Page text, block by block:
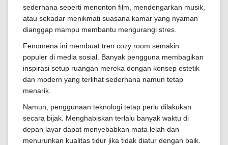
sederhana seperti menonton film, mendengarkan musik,
atau sekadar menikmati suasana kamar yang nyaman
dianggap mampu membantu mengurangi stres.
Fenomena ini membuat tren cozy room semakin
populer di media sosial. Banyak pengguna membagikan
inspirasi setup ruangan mereka dengan konsep estetik
dan modern yang terlihat sederhana namun tetap
menarik.
Namun, penggunaan teknologi tetap perlu dilakukan
secara bijak. Menghabiskan terlalu banyak waktu di
depan layar dapat menyebabkan mata lelah dan
menurunkan kualitas tidur jika tidak diatur dengan baik.